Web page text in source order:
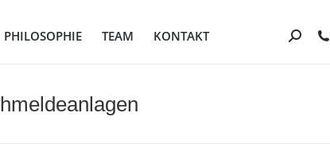
PHILOSOPHIE TEAM KONTAKT Search:
PHILOSOPHIE TEAM KONTAKT Search: